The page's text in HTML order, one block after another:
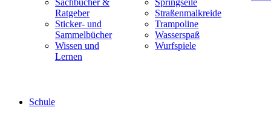
Ratgeber
Sticker- und
Sammelbücher
Wissen und
Lernen
Straßenmalkreide
Trampoline
Wasserspaß
Wurfspiele
Schule